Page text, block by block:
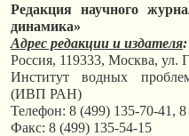
Редакция научного
динамика»
Адрес редакции и издателя:
Россия, 119333, Москва, ул.
Институт водных
(ИВП РАН)
Телефон: 8 (499) 135-70-41, 8
Факс: 8 (499) 135-54-15